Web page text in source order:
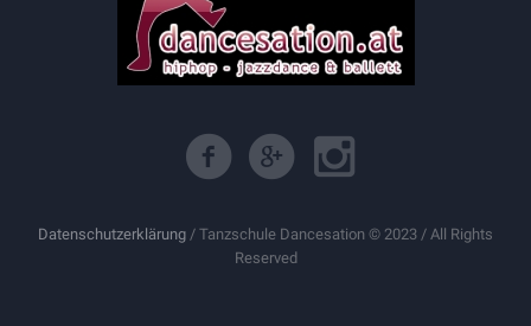
Datenschutzerklärung / Tanzschule Dancesation © 2023 / All Rights
Reserved